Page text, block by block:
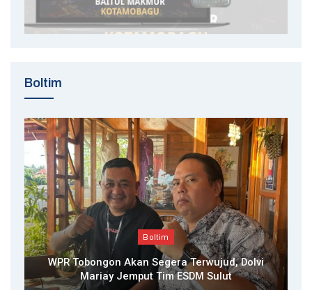
Boltim
Boltim
WPR Tobongon Akan Segera Terwujud, Dolvi
Mariay Jemput Tim ESDM Sulut